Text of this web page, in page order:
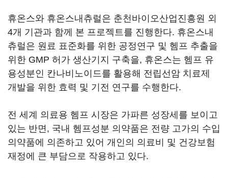
휴온스와 휴온스내츄럴은 춘천바이오산업진흥원 외
4개 기관과 함께 본 프로젝트를 진행한다. 휴온스내
츄럴은 원료 표준화를 위한 공정연구 및 헴프 추출을
위한 GMP 허가 생산기지 구축을, 휴온스는 헴프 유
용성분인 칸나비노이드를 활용해 전립선암 치료제
개발을 위한 효력 및 기전 연구를 수행한다.
전 세계 의료용 헴프 시장은 가파른 성장세를 보이고
있는 반면, 국내 헴프성분 의약품은 전량 고가의 수입
의약품에 의존하고 있어 개인의 의료비 및 건강보험
재정에 큰 부담으로 작용하고 있다.